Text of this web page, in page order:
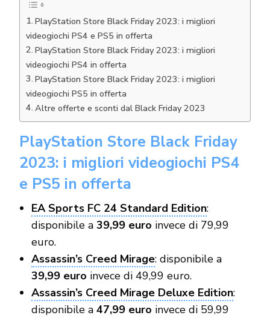
PlayStation Store Black Friday 2023: i migliori
videogiochi PS4 e PS5 in offerta
PlayStation Store Black Friday 2023: i migliori
videogiochi PS4 in offerta
PlayStation Store Black Friday 2023: i migliori
videogiochi PS5 in offerta
Altre offerte e sconti dal Black Friday 2023
PlayStation Store Black Friday
2023: i migliori videogiochi PS4
e PS5 in offerta
EA Sports FC 24 Standard Edition:
disponibile a 39,99 euro invece di 79,99
euro.
Assassin’s Creed Mirage: disponibile a
39,99 euro invece di 49,99 euro.
Assassin’s Creed Mirage Deluxe Edition:
disponibile a 47,99 euro invece di 59,99